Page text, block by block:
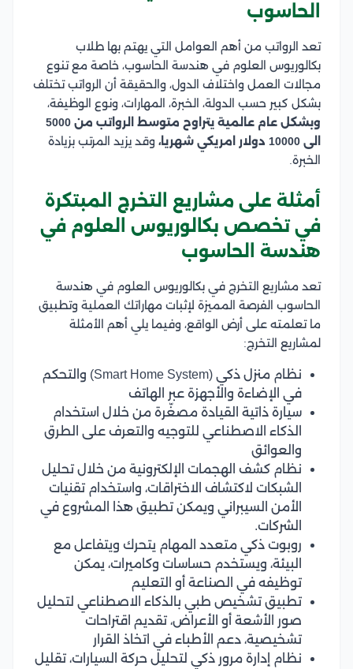
الحاسوب
تعد الرواتب من أهم العوامل التي يهتم بها طلاب
بكالوريوس العلوم في هندسة الحاسوب، خاصة مع تنوع
مجالات العمل واختلاف الدول، والحقيقة أن الرواتب تختلف
بشكل كبير حسب الدولة، الخبرة، المهارات، ونوع الوظيفة،
وبشكل عام عالمية يتراوح متوسط الرواتب من 5000
الى 10000 دولار امريكي شهريا،
وقد يزيد المرتب بزيادة
الخبرة.
أمثلة على مشاريع التخرج المبتكرة
في تخصص بكالوريوس العلوم في
هندسة الحاسوب
تعد مشاريع التخرج في بكالوريوس العلوم في هندسة
الحاسوب الفرصة المميزة لإثبات مهاراتك العملية وتطبيق
ما تعلمته على أرض الواقع، وفيما يلي أهم الأمثلة
لمشاريع التخرج:
نظام منزل ذكي (Smart Home System) والتحكم
في الإضاءة والأجهزة عبر الهاتف
سيارة ذاتية القيادة مصغّرة من خلال استخدام
الذكاء الاصطناعي للتوجيه والتعرف على الطرق
والعوائق
نظام كشف الهجمات الإلكترونية من خلال تحليل
الشبكات لاكتشاف الاختراقات، واستخدام تقنيات
الأمن السيبراني ويمكن تطبيق هذا المشروع في
الشركات.
روبوت ذكي متعدد المهام يتحرك ويتفاعل مع
البيئة، ويستخدم حساسات وكاميرات، يمكن
توظيفه في الصناعة أو التعليم
تطبيق تشخيص طبي بالذكاء الاصطناعي لتحليل
صور الأشعة أو الأعراض، تقديم اقتراحات
تشخيصية، دعم الأطباء في اتخاذ القرار
نظام إدارة مرور ذكي لتحليل حركة السيارات، تقليل